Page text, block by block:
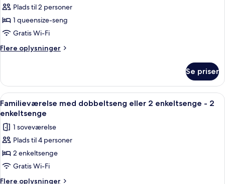
af
Signatur-
værelse
-
1
seng
boblebad
Plads til 2 personer
1 queensize-seng
Gratis Wi-Fi
Flere oplysninger
Flere
værelse
1
queensize-
boblebad
Se priser
Indlæs
alle
billeder
af
Familieværelse
med
dobbeltseng
eller
Et hotelværelse med to senge, et
3
Familieværelse med dobbeltseng eller 2 enkeltsenge - 2
enkeltsenge
1 soveværelse
Plads til 4 personer
2 enkeltsenge
Gratis Wi-Fi
Flere oplysninger
Flere